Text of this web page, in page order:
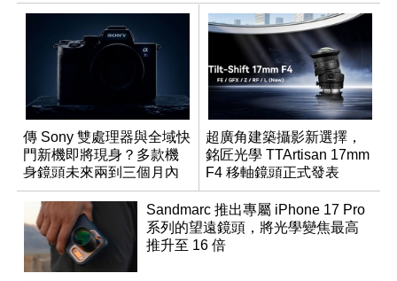
傳 Sony 雙處理器與全域快
門新機即將現身？多款機
身鏡頭未來兩到三個月內
有望登場
超廣角建築攝影新選擇，
銘匠光學 TTArtisan 17mm
F4 移軸鏡頭正式發表
Sandmarc 推出專屬 iPhone 17 Pro
系列的望遠鏡頭，將光學變焦最高
推升至 16 倍